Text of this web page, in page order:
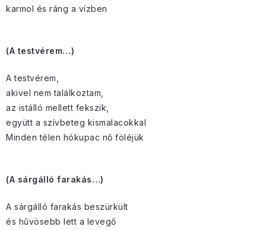
karmol és ráng a vízben
(A testvérem…)
A testvérem,
akivel nem találkoztam,
az istálló mellett fekszik,
együtt a szívbeteg kismalacokkal
Minden télen hókupac nő föléjük
(A sárgálló farakás…)
A sárgálló farakás beszürkült
és hűvösebb lett a levegő